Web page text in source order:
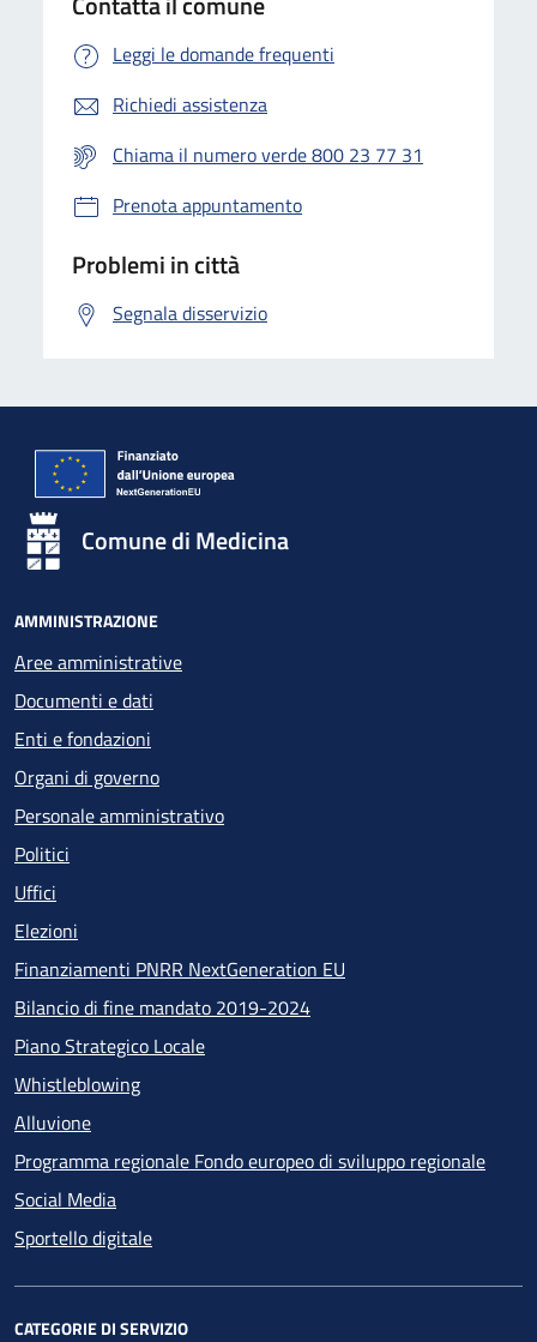
Leggi le domande frequenti
Richiedi assistenza
Chiama il numero verde 800 23 77 31
Prenota appuntamento
Problemi in città
Segnala disservizio
Comune di Medicina
AMMINISTRAZIONE
Aree amministrative
Documenti e dati
Enti e fondazioni
Organi di governo
Personale amministrativo
Politici
Uffici
Elezioni
Finanziamenti PNRR NextGeneration EU
Bilancio di fine mandato 2019-2024
Piano Strategico Locale
Whistleblowing
Alluvione
Programma regionale Fondo europeo di sviluppo regionale
Social Media
Sportello digitale
CATEGORIE DI SERVIZIO